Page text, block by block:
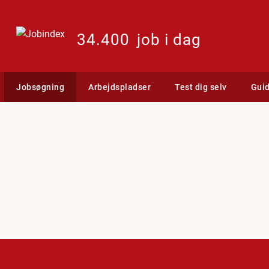
34.400 job i dag
Jobsøgning Arbejdspladser Test dig selv